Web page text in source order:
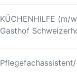
KÜCHENHILFE (m/
Gasthof